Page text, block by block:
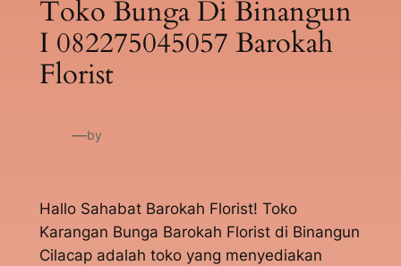
Toko Bunga Di Binangun
I 082275045057 Barokah
Florist
—by
Hallo Sahabat Barokah Florist! Toko
Karangan Bunga Barokah Florist di Binangun
Cilacap adalah toko yang menyediakan